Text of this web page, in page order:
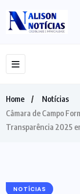
Home
Notícias
Câmara de Campo
Transparência 2025
NOTÍCIAS